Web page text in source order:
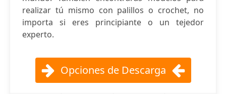
realizar tú mismo con palillos o crochet, no
importa si eres principiante o un tejedor
experto.
Opciones de Descarga